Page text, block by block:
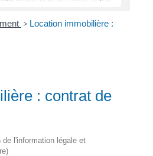
> Location immobilière :
: contrat de
l'information légale et